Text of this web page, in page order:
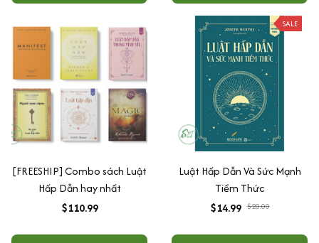
[FREESHIP] Combo sách Luật
Hấp Dẫn hay nhất
$110.99
SALE
Luật Hấp Dẫn Và Sức Mạnh
Tiềm Thức
$14.99 $20.00